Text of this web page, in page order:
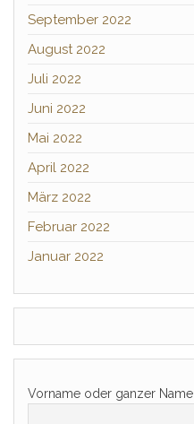
September 2022
August 2022
Juli 2022
Juni 2022
Mai 2022
April 2022
März 2022
Februar 2022
Januar 2022
Vorname oder ganzer Name